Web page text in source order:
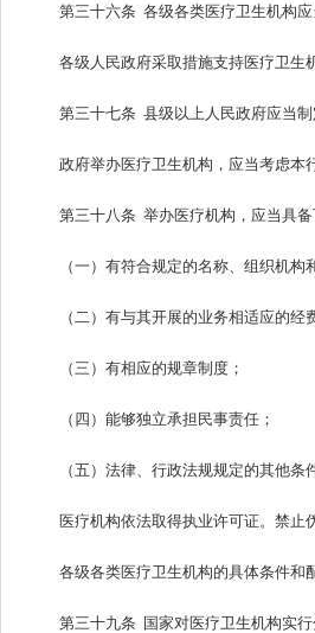
第三十六条 各级各类医疗卫生机构
各级人民政府采取措施支持医疗卫生
第三十七条 县级以上人民政府应当
政府举办医疗卫生机构，应当考虑本
第三十八条 举办医疗机构，应当具
（一）有符合规定的名称、组织机构
（二）有与其开展的业务相适应的
（三）有相应的规章制度；
（四）能够独立承担民事责任；
（五）法律、行政法规规定的其他条
医疗机构依法取得执业许可证。禁止
各级各类医疗卫生机构的具体条件和
第三十九条 国家对医疗卫生机构实行